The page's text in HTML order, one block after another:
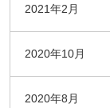
2021年2月
2020年10月
2020年8月